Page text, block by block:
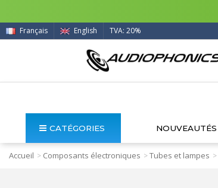
Français English TVA: 20%
CATÉGORIES NOUVEAUTÉS
Accueil > Composants électroniques >Tubes et lampes >